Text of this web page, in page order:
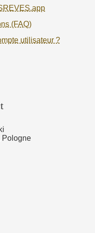
(FAQ)
utilisateur ?
Pologne